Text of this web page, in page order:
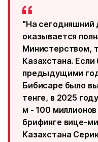
"На сегодняшний
оказывается
Министерством,
Казахстана. Если
предыдущими
Бибисаре было
тенге, в 2025
м - 100 миллионов
брифинге вице-
Казахстана